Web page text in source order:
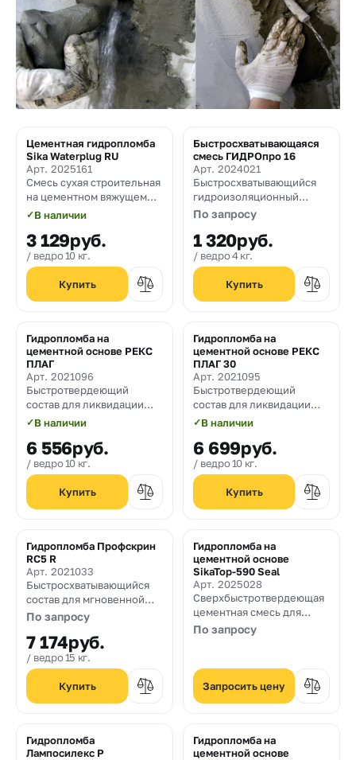
Цементная гидропломба
Sika Waterplug RU
Арт. 2025161
Смесь сухая строительная
на цементном вяжущем
для устранения напорных
конструкциях
✓В наличии
3 129руб.
ведро 10 кг.
Быстросхватывающаяся
смесь ГИДРОпро 16
Арт. 2024021
Быстросхватывающийся
гидроизоляционный
состав для устранения
активных протечек.
По запросу
1 320руб.
ведро 4 кг.
Гидропломба на
цементной основе РЕКС
ПЛАГ
Арт. 2021096
Быстротвердеющий
состав для ликвидации
активных протечек воды в
камне. Жизнеспособность
2-3 мин.
✓В наличии
6 556руб.
ведро 10 кг.
Гидропломба на
цементной основе РЕКС
ПЛАГ 30
Арт. 2021095
Быстротвердеющий
состав для ликвидации
активных протечек воды в
камне. Жизнеспособность
30 секунд.
✓В наличии
6 699руб.
ведро 10 кг.
Гидропломба Профскрин
RC5 R
Арт. 2021033
Быстросхватывающийся
состав для мгновенной
остановки протечек воды
По запросу
7 174руб.
ведро 15 кг.
Гидропломба на
цементной основе
SikaTop-590 Seal
Арт. 2025028
Сверхбыстротвердеющая
цементная смесь для
устранения активных
протечек воды в бетоне и
По запросу
Запросить цену
Гидропломба
Лампосилекс Р
Гидропломба на
цементной основе